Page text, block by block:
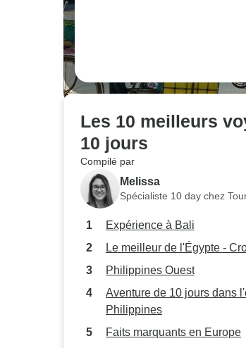
Les 10 meilleurs
10 jours
Compilé par
Melissa
Spécialiste 10 day chez
Expérience à Bali
Le meilleur de l'Égypte -
Philippines Ouest
Aventure de 10 jours dans
Philippines
Faits marquants en Europe